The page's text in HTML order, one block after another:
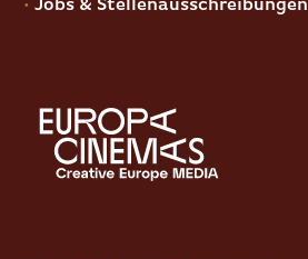
Jobs & Stellenausschreibungen